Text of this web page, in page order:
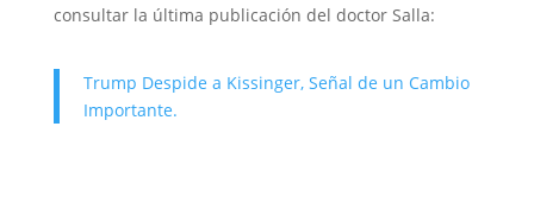
consultar la última publicación del doctor Salla:
Trump Despide a Kissinger, Señal de un Cambio
Importante.